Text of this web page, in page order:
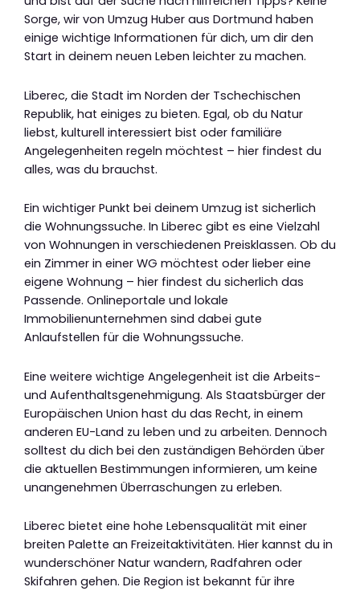
Sorge, wir von Umzug Huber aus Dortmund haben
einige wichtige Informationen für dich, um dir den
Start in deinem neuen Leben leichter zu machen.
Liberec, die Stadt im Norden der Tschechischen
Republik, hat einiges zu bieten. Egal, ob du Natur
liebst, kulturell interessiert bist oder familiäre
Angelegenheiten regeln möchtest – hier findest du
alles, was du brauchst.
Ein wichtiger Punkt bei deinem Umzug ist sicherlich
die Wohnungssuche. In Liberec gibt es eine Vielzahl
von Wohnungen in verschiedenen Preisklassen. Ob du
ein Zimmer in einer WG möchtest oder lieber eine
eigene Wohnung – hier findest du sicherlich das
Passende. Onlineportale und lokale
Immobilienunternehmen sind dabei gute
Anlaufstellen für die Wohnungssuche.
Eine weitere wichtige Angelegenheit ist die Arbeits-
und Aufenthaltsgenehmigung. Als Staatsbürger der
Europäischen Union hast du das Recht, in einem
anderen EU-Land zu leben und zu arbeiten. Dennoch
solltest du dich bei den zuständigen Behörden über
die aktuellen Bestimmungen informieren, um keine
unangenehmen Überraschungen zu erleben.
Liberec bietet eine hohe Lebensqualität mit einer
breiten Palette an Freizeitaktivitäten. Hier kannst du in
wunderschöner Natur wandern, Radfahren oder
Skifahren gehen. Die Region ist bekannt für ihre